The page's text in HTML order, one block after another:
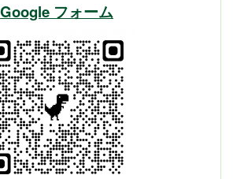
Google フォーム